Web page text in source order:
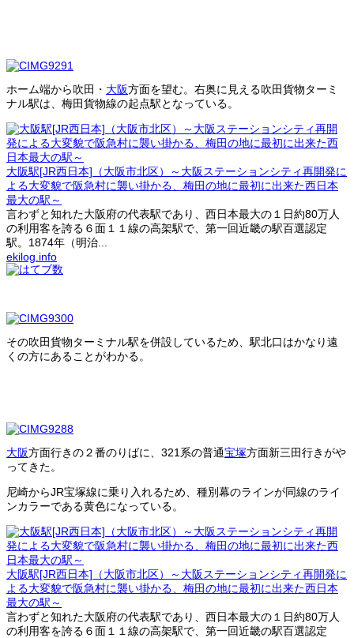
ホーム端から吹田・ 大阪方面を望む。右奥に見える吹田貨物ターミ
ナル駅は、梅田貨物線の起点駅となっている。
大阪駅[JR西日本]（大阪市北区）～大阪ステーションシティ再開発に
よる大変貌で阪急村に襲い掛かる、梅田の地に最初に出来た西日本
最大の駅～
言わずと知れた大阪府の代表駅であり、西日本最大の１日約80万人
の利用客を誇る６面１１線の高架駅で、第一回近畿の駅百選認定
駅。1874年（明治...
ekilog.info
その吹田貨物ターミナル駅を併設しているため、駅北口はかなり遠
くの方にあることがわかる。
大阪方面行きの２番のりばに、321系の普通宝塚方面新三田行きがや
ってきた。
尼崎からJR宝塚線に乗り入れるため、種別幕のラインが同線のライ
ンカラーである黄色になっている。
大阪駅[JR西日本]（大阪市北区）～大阪ステーションシティ再開発に
よる大変貌で阪急村に襲い掛かる、梅田の地に最初に出来た西日本
最大の駅～
言わずと知れた大阪府の代表駅であり、西日本最大の１日約80万人
の利用客を誇る６面１１線の高架駅で、第一回近畿の駅百選認定